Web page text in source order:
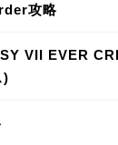
攻略
VII EVER
)